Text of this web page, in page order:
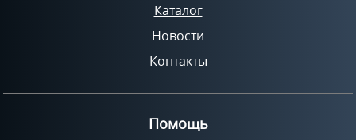
Каталог
Новости
Контакты
Помощь